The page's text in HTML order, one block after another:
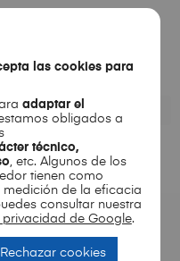
las cookies para
adaptar el
obligados a
técnico,
, etc. Algunos de los
tienen como
de la eficacia
consultar nuestra
privacidad de Google.
Rechazar cookies
ES